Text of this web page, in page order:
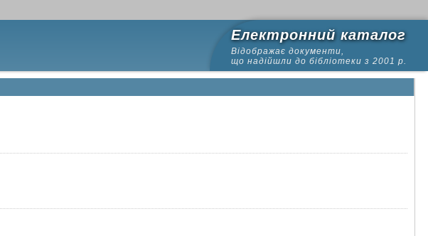
Електронний каталог
Відображає документи,
що надійшли до бібліотеки з 2001 р.